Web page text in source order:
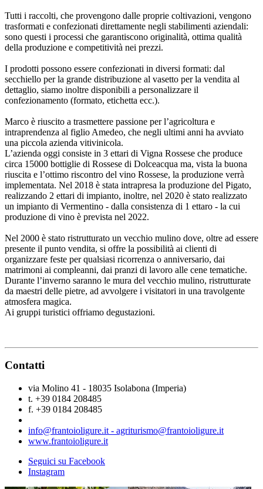
Tutti i raccolti, che provengono dalle proprie coltivazioni, vengono
trasformati e confezionati direttamente negli stabilimenti aziendali:
sono questi i processi che garantiscono originalità, ottima qualità
della produzione e competitività nei prezzi.
I prodotti possono essere confezionati in diversi formati: dal
secchiello per la grande distribuzione al vasetto per la vendita al
dettaglio, siamo inoltre disponibili a personalizzare il
confezionamento (formato, etichetta ecc.).
Marco è riuscito a trasmettere passione per l’agricoltura e
intraprendenza al figlio Amedeo, che negli ultimi anni ha avviato
una piccola azienda vitivinicola.
L’azienda oggi consiste in 3 ettari di Vigna Rossese che produce
circa 15000 bottiglie di Rossese di Dolceacqua ma, vista la buona
riuscita e l’ottimo riscontro del vino Rossese, la produzione verrà
implementata. Nel 2018 è stata intrapresa la produzione del Pigato,
realizzando 2 ettari di impianto, inoltre, nel 2020 è stato realizzato
un impianto di Vermentino - dalla consistenza di 1 ettaro - la cui
produzione di vino è prevista nel 2022.
Nel 2000 è stato ristrutturato un vecchio mulino dove, oltre ad essere
presente il punto vendita, si offre la possibilità ai clienti di
organizzare feste per qualsiasi ricorrenza o anniversario, dai
matrimoni ai compleanni, dai pranzi di lavoro alle cene tematiche.
Durante l’inverno saranno le mura del vecchio mulino, ristrutturate
da maestri delle pietre, ad avvolgere i visitatori in una travolgente
atmosfera magica.
Ai gruppi turistici offriamo degustazioni.
Contatti
via Molino 41 - 18035 Isolabona (Imperia)
t. +39 0184 208485
f. +39 0184 208485
info@frantoioligure.it - agriturismo@frantoioligure.it
www.frantoioligure.it
Seguici su Facebook
Instagram